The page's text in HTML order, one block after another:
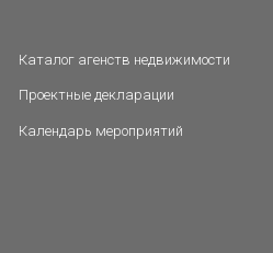
Каталог агенств недвижимости
Проектные декларации
Календарь мероприятий